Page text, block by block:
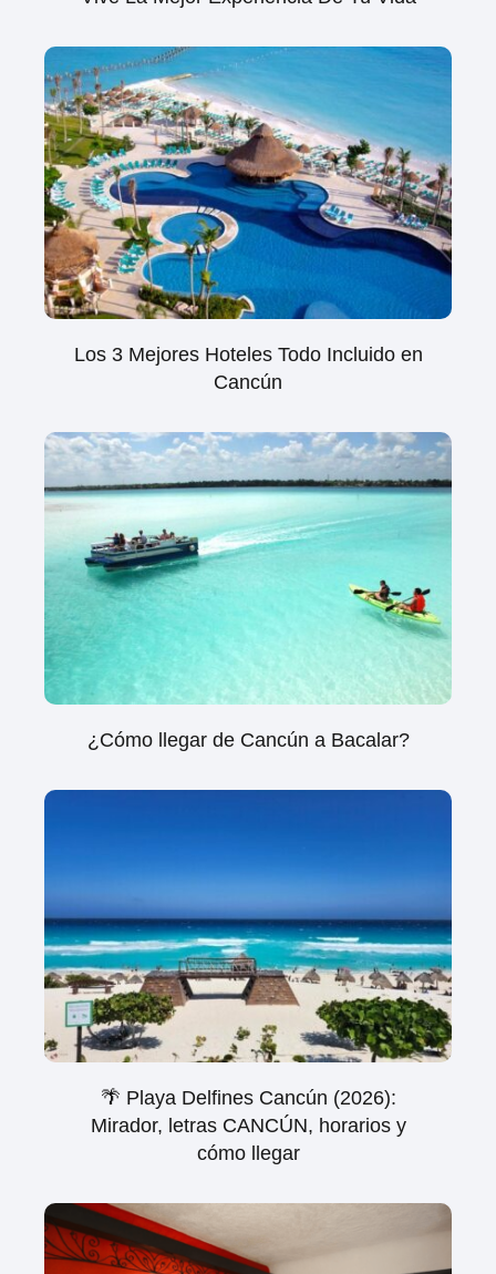
Los 3 Mejores Hoteles Todo Incluido en
Cancún
¿Cómo llegar de Cancún a Bacalar?
🌴 Playa Delfines Cancún (2026):
Mirador, letras CANCÚN, horarios y
cómo llegar